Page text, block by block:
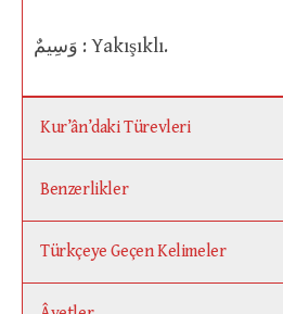
وَسِيمٌ : Yakışıklı.
Kur’ân’daki Türevleri
Benzerlikler
Türkçeye Geçen Kelimeler